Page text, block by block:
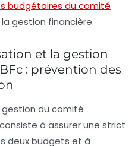
budgétaires du comité
gestion financière.
et la gestion
: prévention des
gestion du comité
à assurer une strict
deux budgets et à